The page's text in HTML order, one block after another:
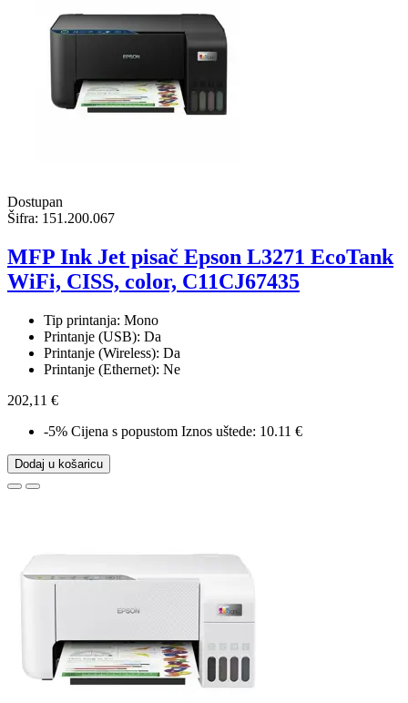
Dostupan
Šifra: 151.200.067
MFP Ink Jet pisač Epson L3271 EcoTank
WiFi, CISS, color, C11CJ67435
Tip printanja: Mono
Printanje (USB): Da
Printanje (Wireless): Da
Printanje (Ethernet): Ne
202,11 €
-5% Cijena s popustom Iznos uštede: 10.11 €
Dodaj u košaricu